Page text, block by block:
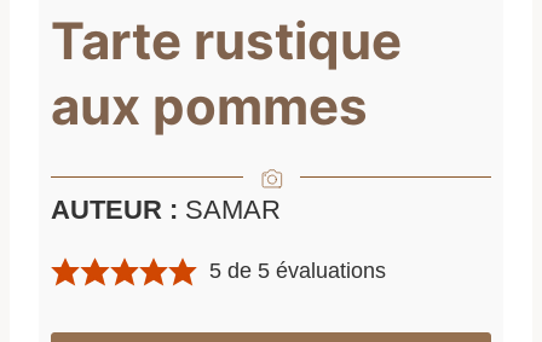
Tarte rustique
aux pommes
AUTEUR : SAMAR
5 de 5 évaluations